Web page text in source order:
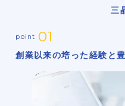
三
創業以来の培った経験と